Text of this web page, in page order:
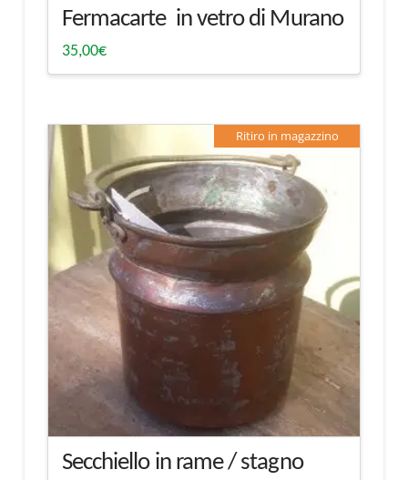
Fermacarte in vetro di Murano
35,00€
Ritiro in magazzino
Secchiello in rame / stagno